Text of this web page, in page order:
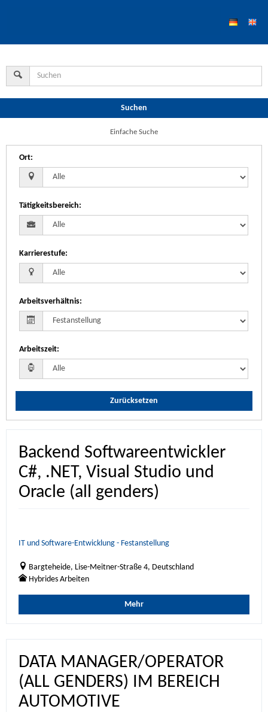
Suchen
Einfache Suche
Ort:
Tätigkeitsbereich:
Karrierestufe:
Arbeitsverhältnis:
Arbeitszeit:
Zurücksetzen
Backend Softwareentwickler
C#, .NET, Visual Studio und
Oracle (all genders)
IT und Software-Entwicklung - Festanstellung
Bargteheide, Lise-Meitner-Straße 4, Deutschland
Hybrides Arbeiten
Mehr
DATA MANAGER/OPERATOR
(ALL GENDERS) IM BEREICH
AUTOMOTIVE